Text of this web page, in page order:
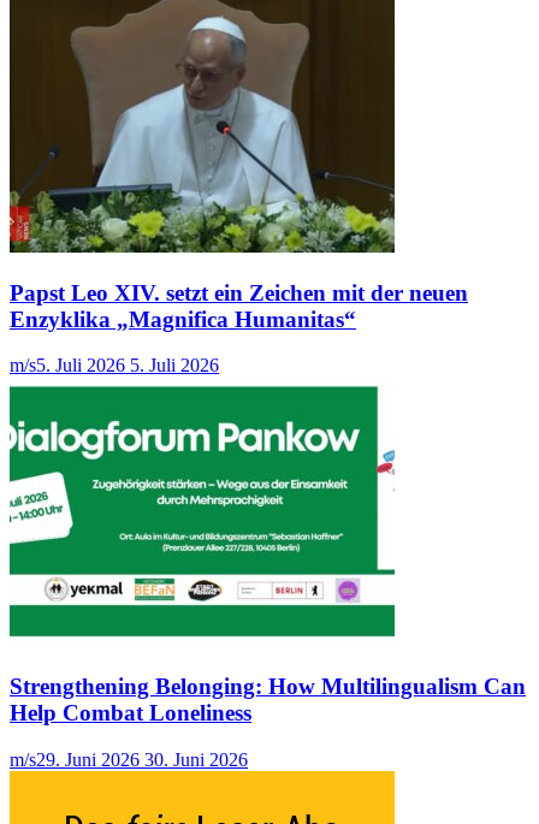
Papst Leo XIV. setzt ein Zeichen mit der neuen
Enzyklika „Magnifica Humanitas“
m/s5. Juli 2026 5. Juli 2026
Strengthening Belonging: How Multilingualism Can
Help Combat Loneliness
m/s29. Juni 2026 30. Juni 2026